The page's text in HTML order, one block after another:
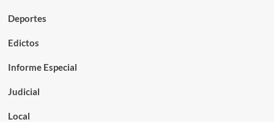
Deportes
Edictos
Informe Especial
Judicial
Local